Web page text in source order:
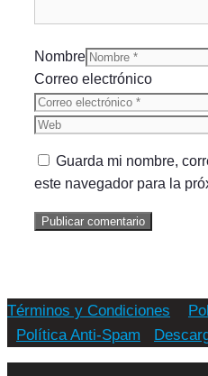
Nombre
Correo electrónico
Guarda mi nombre,
este navegador para la
Términos y Condiciones
Política Anti-Spam